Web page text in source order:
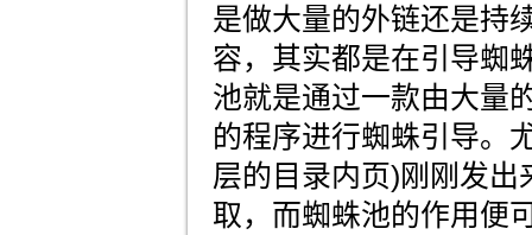
是做大量的外链还是持
容，其实都是在引导蜘
池就是通过一款由大量
的程序进行蜘蛛引导。
层的目录内页)刚刚发
取，而蜘蛛池的作用便